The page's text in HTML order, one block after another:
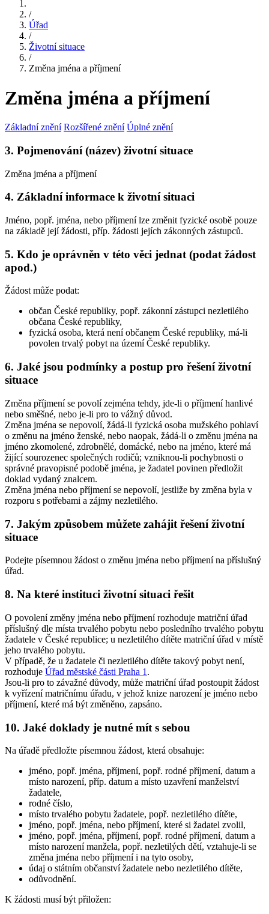
/
Úřad
/
Životní situace
/
Změna jména a příjmení
Změna jména a příjmení
Základní znění Rozšířené znění Úplné znění
3. Pojmenování (název) životní situace
Změna jména a příjmení
4. Základní informace k životní situaci
Jméno, popř. jména, nebo příjmení lze změnit fyzické osobě pouze
na základě její žádosti, příp. žádosti jejích zákonných zástupců.
5. Kdo je oprávněn v této věci jednat (podat žádost
apod.)
Žádost může podat:
občan České republiky, popř. zákonní zástupci nezletilého
občana České republiky,
fyzická osoba, která není občanem České republiky, má-li
povolen trvalý pobyt na území České republiky.
6. Jaké jsou podmínky a postup pro řešení životní
situace
Změna příjmení se povolí zejména tehdy, jde-li o příjmení hanlivé
nebo směšné, nebo je-li pro to vážný důvod.
Změna jména se nepovolí, žádá-li fyzická osoba mužského pohlaví
o změnu na jméno ženské, nebo naopak, žádá-li o změnu jména na
jméno zkomolené, zdrobnělé, domácké, nebo na jméno, které má
žijící sourozenec společných rodičů; vzniknou-li pochybnosti o
správné pravopisné podobě jména, je žadatel povinen předložit
doklad vydaný znalcem.
Změna jména nebo příjmení se nepovolí, jestliže by změna byla v
rozporu s potřebami a zájmy nezletilého.
7. Jakým způsobem můžete zahájit řešení životní
situace
Podejte písemnou žádost o změnu jména nebo příjmení na příslušný
úřad.
8. Na které instituci životní situaci řešit
O povolení změny jména nebo příjmení rozhoduje matriční úřad
příslušný dle místa trvalého pobytu nebo posledního trvalého pobytu
žadatele v České republice; u nezletilého dítěte matriční úřad v místě
jeho trvalého pobytu.
V případě, že u žadatele či nezletilého dítěte takový pobyt není,
rozhoduje Úřad městské části Praha 1 .
Jsou-li pro to závažné důvody, může matriční úřad postoupit žádost
k vyřízení matričnímu úřadu, v jehož knize narození je jméno nebo
příjmení, které má být změněno, zapsáno.
10. Jaké doklady je nutné mít s sebou
Na úřadě předložte písemnou žádost, která obsahuje:
jméno, popř. jména, příjmení, popř. rodné příjmení, datum a
místo narození, příp. datum a místo uzavření manželství
žadatele,
rodné číslo,
místo trvalého pobytu žadatele, popř. nezletilého dítěte,
jméno, popř. jména, nebo příjmení, které si žadatel zvolil,
jméno, popř. jména, příjmení, popř. rodné příjmení, datum a
místo narození manžela, popř. nezletilých dětí, vztahuje-li se
změna jména nebo příjmení i na tyto osoby,
údaj o státním občanství žadatele nebo nezletilého dítěte,
odůvodnění.
K žádosti musí být přiložen: